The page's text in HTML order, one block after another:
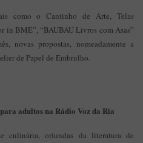
como o Cantinho de Arte, Telas
in BME”, “BAUBAU Livros com Asas”
novas propostas, nomeadamente a
de Papel de Embrulho.
adultos na Rádio Voz da Ria
culinária, oriundas da literatura de